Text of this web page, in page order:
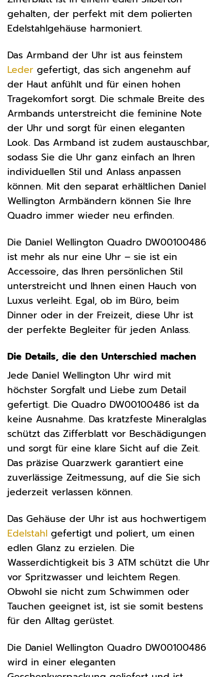
gehalten, der perfekt mit dem polierten
Edelstahlgehäuse harmoniert.
Das Armband der Uhr ist aus feinstem
Leder gefertigt, das sich angenehm auf
der Haut anfühlt und für einen hohen
Tragekomfort sorgt. Die schmale Breite des
Armbands unterstreicht die feminine Note
der Uhr und sorgt für einen eleganten
Look. Das Armband ist zudem austauschbar,
sodass Sie die Uhr ganz einfach an Ihren
individuellen Stil und Anlass anpassen
können. Mit den separat erhältlichen Daniel
Wellington Armbändern können Sie Ihre
Quadro immer wieder neu erfinden.
Die Daniel Wellington Quadro DW00100486
ist mehr als nur eine Uhr – sie ist ein
Accessoire, das Ihren persönlichen Stil
unterstreicht und Ihnen einen Hauch von
Luxus verleiht. Egal, ob im Büro, beim
Dinner oder in der Freizeit, diese Uhr ist
der perfekte Begleiter für jeden Anlass.
Die Details, die den Unterschied machen
Jede Daniel Wellington Uhr wird mit
höchster Sorgfalt und Liebe zum Detail
gefertigt. Die Quadro DW00100486 ist da
keine Ausnahme. Das kratzfeste Mineralglas
schützt das Zifferblatt vor Beschädigungen
und sorgt für eine klare Sicht auf die Zeit.
Das präzise Quarzwerk garantiert eine
zuverlässige Zeitmessung, auf die Sie sich
jederzeit verlassen können.
Das Gehäuse der Uhr ist aus hochwertigem
Edelstahl gefertigt und poliert, um einen
edlen Glanz zu erzielen. Die
Wasserdichtigkeit bis 3 ATM schützt die Uhr
vor Spritzwasser und leichtem Regen.
Obwohl sie nicht zum Schwimmen oder
Tauchen geeignet ist, ist sie somit bestens
für den Alltag gerüstet.
Die Daniel Wellington Quadro DW00100486
wird in einer eleganten